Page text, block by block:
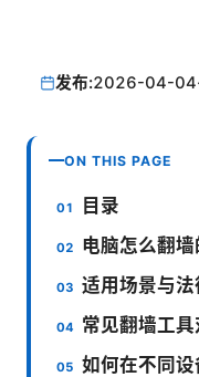
发布:2026-04-04·
ON THIS PAGE
目录
电脑怎么翻
适用场景与
常见翻墙工具
如何在不同